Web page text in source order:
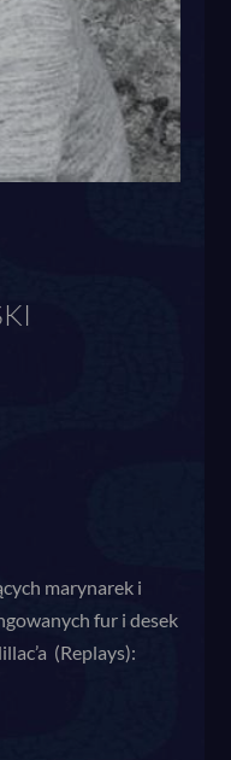
marynarek i
fur i desek
(Replays):